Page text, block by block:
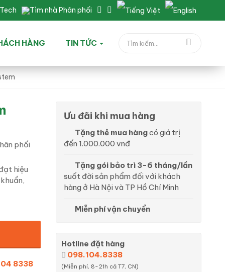
Tìm nhà Phân phối
HÀNG TIN TỨC
phối
hiệu
8338
Ưu đãi khi mua hàng
Tặng thẻ mua hàngcó giá trị
đến 1.000.000 vnđ
Tặng gói bảo trì 3-6 tháng/lần
suốt đời sản phẩm đối với khách
hàng ở Hà Nội và TP Hồ Chí Minh
Miễn phí vận chuyển
Hotline đặt hàng
098.104.8338
(Miễn phí, 8-21h cả T7, CN)